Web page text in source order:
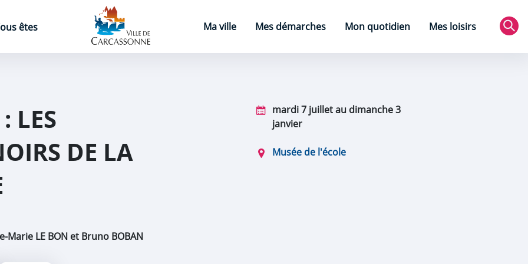
êtes
Page d'accueil
Ma ville
Mes démarches Mon quotidien
Mes loisirs
LES
DE LA
Marie LE BON et Bruno BOBAN
mardi 7 juillet au dimanche 3
janvier
Musée de l'école